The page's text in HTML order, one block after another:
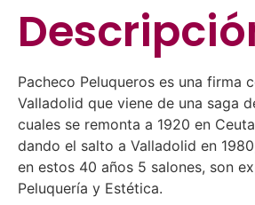
Pacheco Peluqueros es una firma
Valladolid que viene de una saga
cuales se remonta a 1920 en
dando el salto a Valladolid en
en estos 40 años 5 salones, son
Peluquería y Estética.